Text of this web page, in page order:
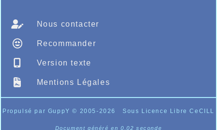
Nous contacter
Recommander
Version texte
Mentions Légales
Propulsé par GuppY© 2005-2026 Sous Licence Libre CeCILL
Document généré en 0.02 seconde